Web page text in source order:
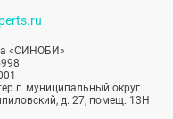
«СИНОБИ»
муниципальный округ
д. 27, помещ. 13Н